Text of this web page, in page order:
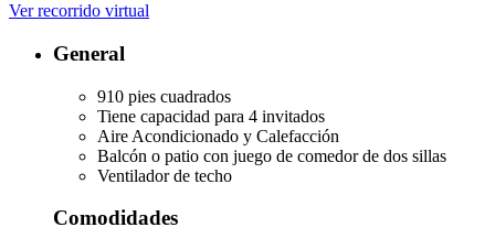
Ver recorrido virtual
General
910 pies cuadrados
Tiene capacidad para 4 invitados
Aire Acondicionado y Calefacción
Balcón o patio con juego de comedor de dos sillas
Ventilador de techo
Comodidades